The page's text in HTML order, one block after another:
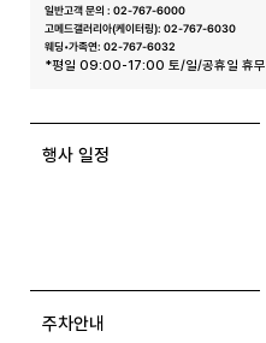
일반고객 문의 : 02-767-6000
고메드갤러리아(케이터링): 02-767-6030
웨딩•가족연: 02-767-6032
*평일 09:00-17:00 토/일/공휴일 휴무
행사 일정
주차안내